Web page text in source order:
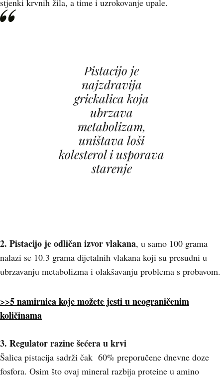
stjenki krvnih žila, a time i uzrokovanje upale.
Pistacijo je
najzdravija
grickalica koja
ubrzava
metabolizam,
uništava loši
kolesterol i usporava
starenje
2. Pistacijo je odličan izvor vlakana, u samo 100 grama
nalazi se 10.3 grama dijetalnih vlakana koji su presudni u
ubrzavanju metabolizma i olakšavanju problema s probavom.
>>5 namirnica koje možete jesti u neograničenim
količinama
3. Regulator razine šećera u krvi
Šalica pistacija sadrži čak 60% preporučene dnevne doze
fosfora. Osim što ovaj mineral razbija proteine u amino